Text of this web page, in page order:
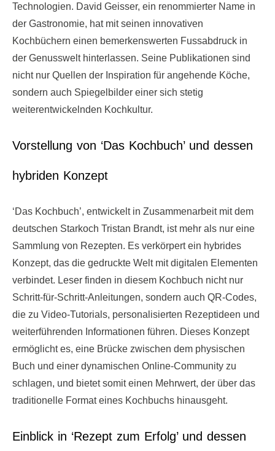
Technologien. David Geisser, ein renommierter Name in
der Gastronomie, hat mit seinen innovativen
Kochbüchern einen bemerkenswerten Fussabdruck in
der Genusswelt hinterlassen. Seine Publikationen sind
nicht nur Quellen der Inspiration für angehende Köche,
sondern auch Spiegelbilder einer sich stetig
weiterentwickelnden Kochkultur.
Vorstellung von ‘Das Kochbuch’ und dessen
hybriden Konzept
‘Das Kochbuch’, entwickelt in Zusammenarbeit mit dem
deutschen Starkoch Tristan Brandt, ist mehr als nur eine
Sammlung von Rezepten. Es verkörpert ein hybrides
Konzept, das die gedruckte Welt mit digitalen Elementen
verbindet. Leser finden in diesem Kochbuch nicht nur
Schritt-für-Schritt-Anleitungen, sondern auch QR-Codes,
die zu Video-Tutorials, personalisierten Rezeptideen und
weiterführenden Informationen führen. Dieses Konzept
ermöglicht es, eine Brücke zwischen dem physischen
Buch und einer dynamischen Online-Community zu
schlagen, und bietet somit einen Mehrwert, der über das
traditionelle Format eines Kochbuchs hinausgeht.
Einblick in ‘Rezept zum Erfolg’ und dessen